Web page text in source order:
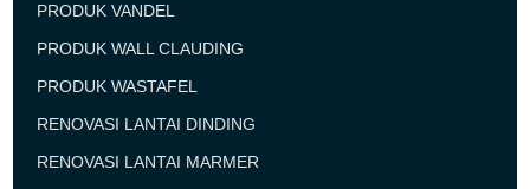
PRODUK VANDEL
PRODUK WALL CLAUDING
PRODUK WASTAFEL
RENOVASI LANTAI DINDING
RENOVASI LANTAI MARMER